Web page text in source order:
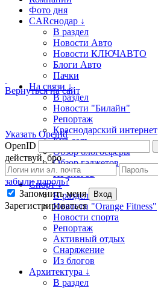
Вернуться на сайт
Указать OpenId
OpenID
действуй, бро
забыли пароль?
Запомнить меня
Вход
Зарегистрироваться
Фото дня
CARснодар ↓
В раздел
Новости Авто
Новости КЛЮЧАВТО
Блоги Авто
Пачки
На связи ↓
В раздел
Новости "Билайн"
Репортаж
Краснодарский интернет
Куб.com
Обзор блогосферы
Обзор гаджетов
Из блогов
Спорт ↓
В раздел
Новости "Orange Fitness"
Новости спорта
Репортаж
Активный отдых
Снаряжение
Из блогов
Архитектура ↓
В раздел